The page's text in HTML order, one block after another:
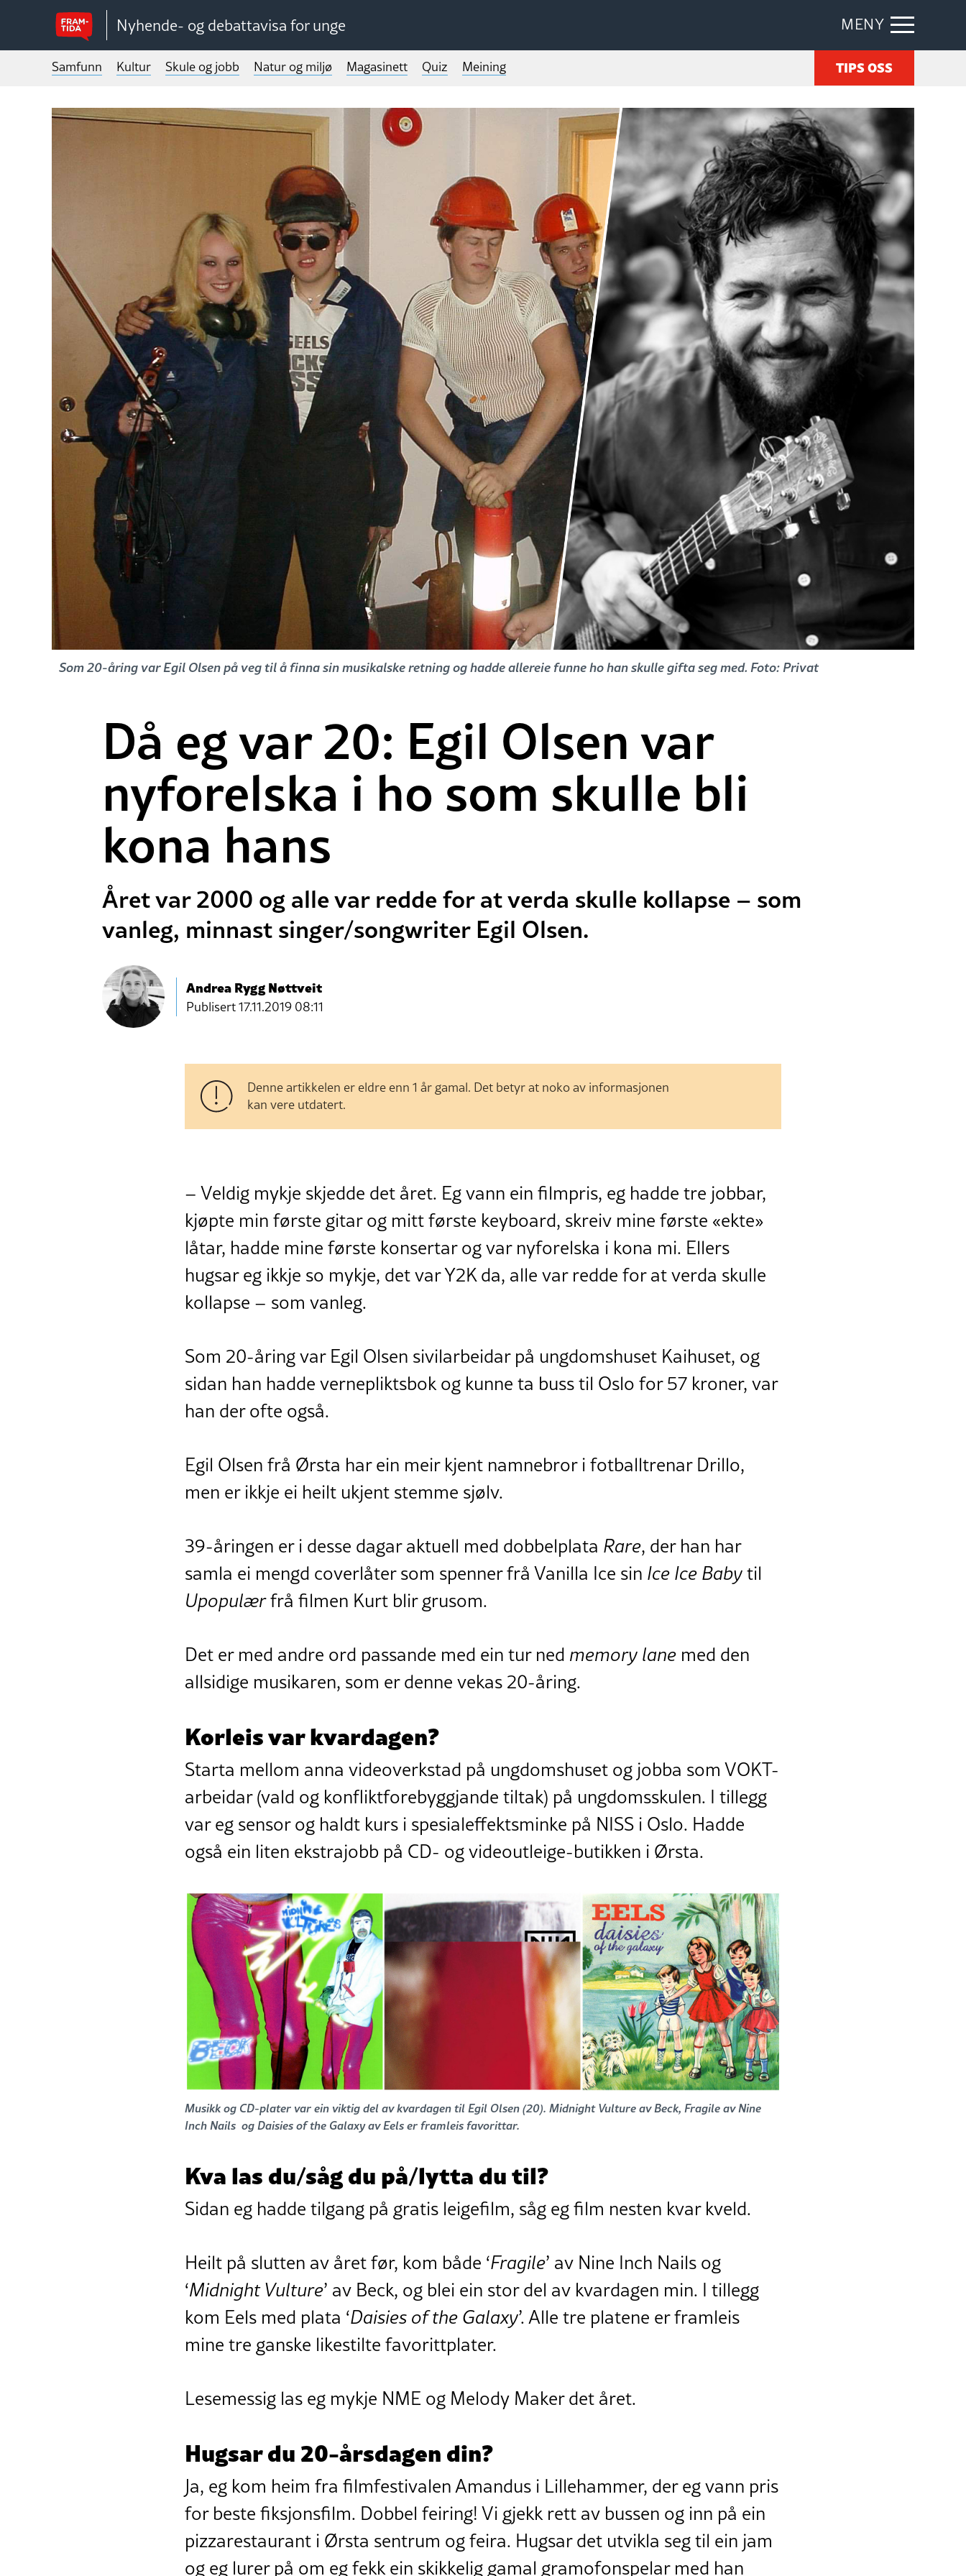
Nyhende- og debattavisa for unge MENY
Samfunn Kultur Skule og jobb Natur og miljø Magasinett Quiz Meining TIPS OSS
Som 20-åring var Egil Olsen på veg til å finna sin musikalske retning og hadde allereie funne ho han skulle gifta seg med. Foto: Privat
Då eg var 20: Egil Olsen var
nyforelska i ho som skulle bli
kona hans
Året var 2000 og alle var redde for at verda skulle kollapse – som
vanleg, minnast singer/songwriter Egil Olsen.
Andrea Rygg Nøttveit
Publisert17.11.2019 08:11
Denne artikkelen er eldre enn 1 år gamal. Det betyr at noko av informasjonen
kan vere utdatert.
– Veldig mykje skjedde det året. Eg vann ein filmpris, eg hadde tre jobbar,
kjøpte min første gitar og mitt første keyboard, skreiv mine første «ekte»
låtar, hadde mine første konsertar og var nyforelska i kona mi. Ellers
hugsar eg ikkje so mykje, det var Y2K da, alle var redde for at verda skulle
kollapse – som vanleg.
Som 20-åring var Egil Olsen sivilarbeidar på ungdomshuset Kaihuset, og
sidan han hadde vernepliktsbok og kunne ta buss til Oslo for 57 kroner, var
han der ofte også.
Egil Olsen frå Ørsta har ein meir kjent namnebror i fotballtrenar Drillo,
men er ikkje ei heilt ukjent stemme sjølv.
39-åringen er i desse dagar aktuell med dobbelplata Rare, der han har
samla ei mengd coverlåter som spenner frå Vanilla Ice sin Ice Ice Babytil
Upopulærfrå filmen Kurt blir grusom.
Det er med andre ord passande med ein tur ned memory lane med den
allsidige musikaren, som er denne vekas 20-åring.
Korleis var kvardagen?
Starta mellom anna videoverkstad på ungdomshuset og jobba som VOKT-
arbeidar (vald og konfliktforebyggjande tiltak) på ungdomsskulen. I tillegg
var eg sensor og haldt kurs i spesialeffektsminke på NISS i Oslo. Hadde
også ein liten ekstrajobb på CD- og videoutleige-butikken i Ørsta.
Musikk og CD-plater var ein viktig del av kvardagen til Egil Olsen (20). Midnight Vulture av Beck, Fragile av Nine
Inch Nails og Daisies of the Galaxy av Eels er framleis favorittar.
Kva las du/såg du på/lytta du til?
Sidan eg hadde tilgang på gratis leigefilm, såg eg film nesten kvar kveld.
Heilt på slutten av året før, kom både ‘Fragile’ av Nine Inch Nails og
‘Midnight Vulture’ av Beck, og blei ein stor del av kvardagen min. I tillegg
kom Eels med plata ‘Daisies of the Galaxy’. Alle tre platene er framleis
mine tre ganske likestilte favorittplater.
Lesemessig las eg mykje NME og Melody Maker det året.
Hugsar du 20-årsdagen din?
Ja, eg kom heim fra filmfestivalen Amandus i Lillehammer, der eg vann pris
for beste fiksjonsfilm. Dobbel feiring! Vi gjekk rett av bussen og inn på ein
pizzarestaurant i Ørsta sentrum og feira. Hugsar det utvikla seg til ein jam
og eg lurer på om eg fekk ein skikkelig gamal gramofonspelar med han